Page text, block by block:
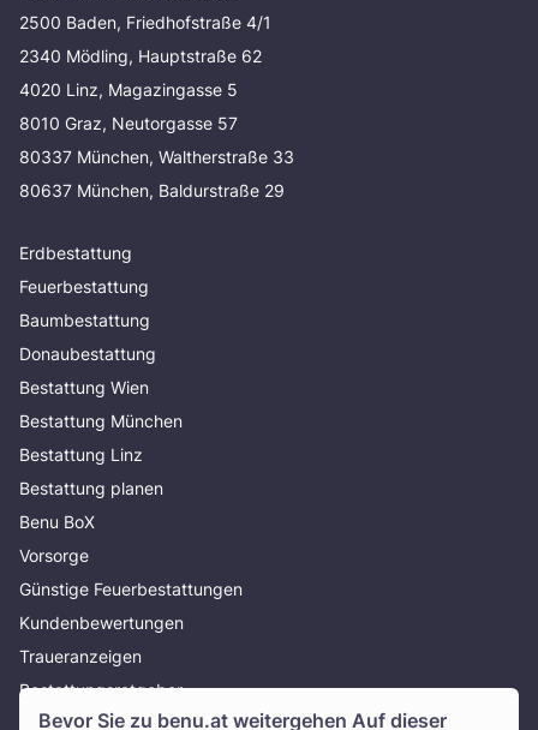
Bevor Sie zu benu.at weitergehen Auf dieser
2500 Baden, Friedhofstraße 4/1
2340 Mödling, Hauptstraße 62
4020 Linz, Magazingasse 5
8010 Graz, Neutorgasse 57
80337 München, Waltherstraße 33
80637 München, Baldurstraße 29
Erdbestattung
Feuerbestattung
Baumbestattung
Donaubestattung
Bestattung Wien
Bestattung München
Bestattung Linz
Bestattung planen
Benu BoX
Vorsorge
Günstige Feuerbestattungen
Kundenbewertungen
Traueranzeigen
Bestattungsratgeber
Über uns